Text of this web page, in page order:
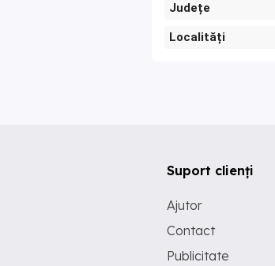
Județe
Localități
Suport clienți
Ajutor
Contact
Publicitate